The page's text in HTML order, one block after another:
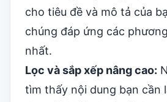
cho tiêu đề và mô tả của
chúng đáp ứng các
nhất.
Lọc và sắp xếp nâng cao:
tìm thấy nội dung bạn cần